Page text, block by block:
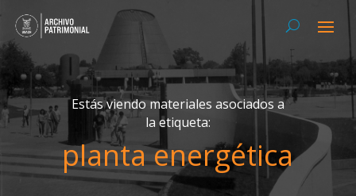
Estás viendo materiales asociados a
la etiqueta:
planta energética